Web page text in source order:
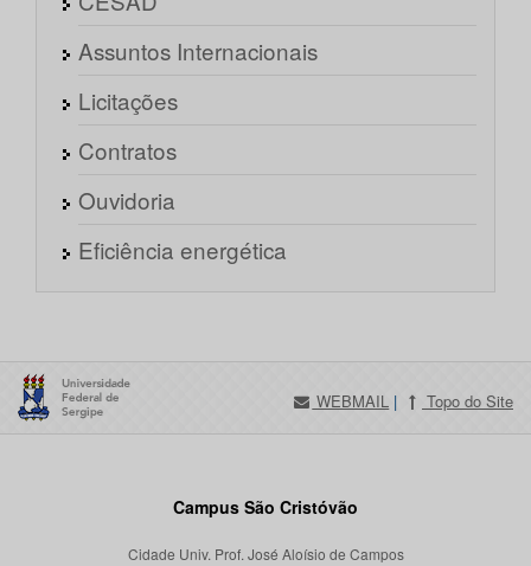
Assuntos Internacionais
Licitações
Contratos
Ouvidoria
Eficiência energética
WEBMAIL | Topo do Site
Campus São Cristóvão
Cidade Univ. Prof. José Aloísio de Campos